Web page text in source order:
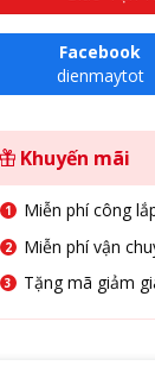
Facebook
dienmaytot
Khuyến mãi
Miễn phí công
Miễn phí vận
Tặng mã giảm